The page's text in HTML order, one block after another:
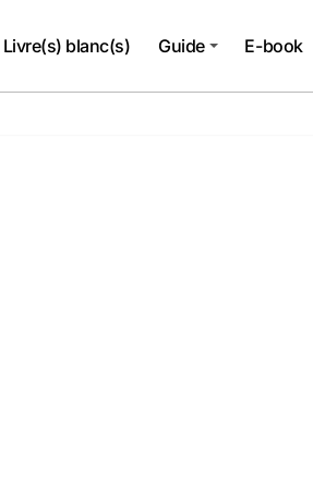
Livre(s) blanc(s) Guide E-book